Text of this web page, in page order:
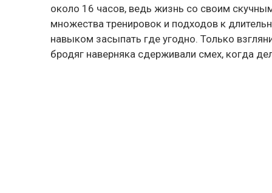
около 16 часов, ведь жизнь со своим
множества тренировок и подходов к
навыком засыпать где угодно. Только
бродяг наверняка сдерживали смех, когда